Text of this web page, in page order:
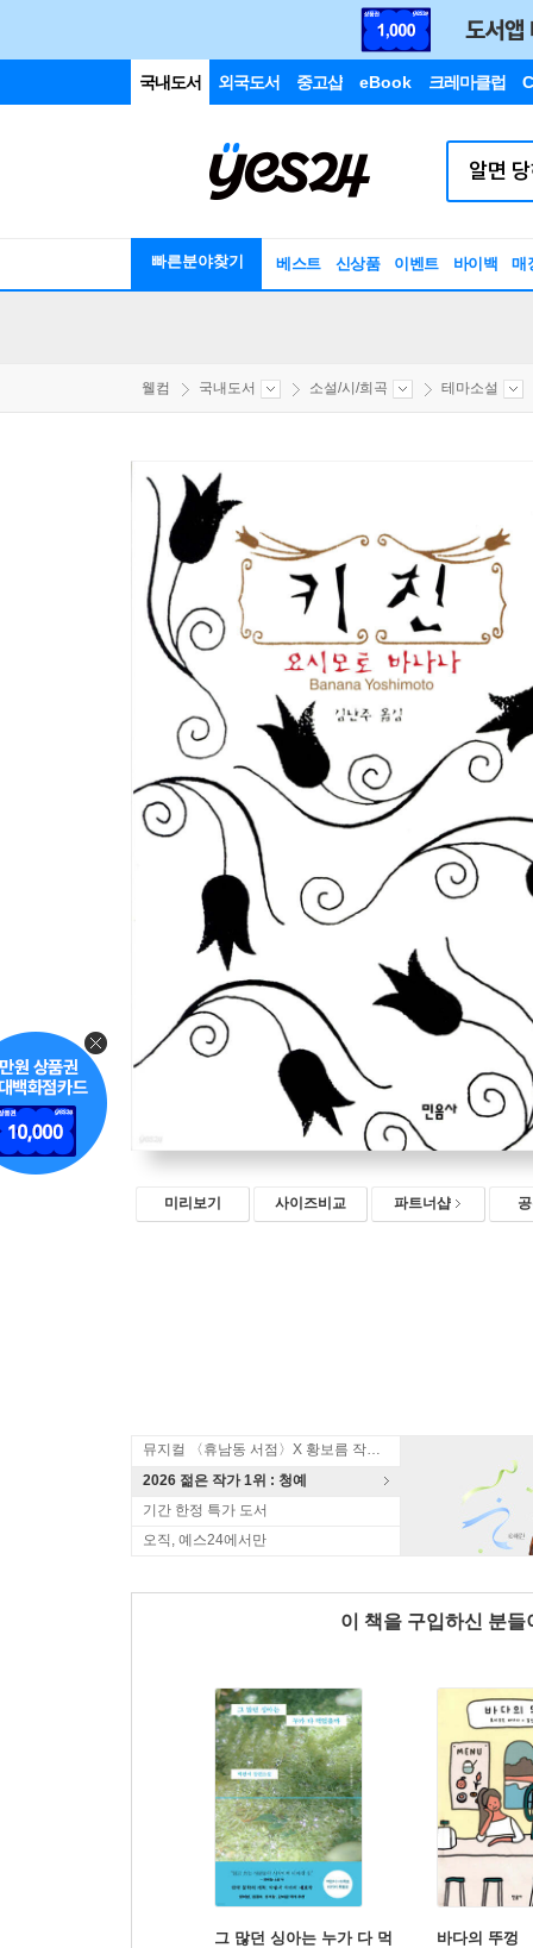
국내도서 외국도서 중고샵 eBook 크레마클럽
빠른분야찾기 베스트 신상품 이벤트 바이백 매
웰컴 국내도서 소설/시/희곡 테마소설
미리보기 사이즈비교 파트너샵
뮤지컬 〈휴남동 서점〉X 황보름 작가 북토크
2026 젊은 작가 1위 : 청예
기간 한정 특가 도서
오직, 예스24에서만
이 책을 구입하신 분
그 많던 싱아는 누가 다 먹
바다의 뚜껑